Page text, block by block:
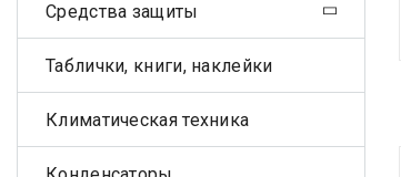
Средства защиты
Таблички, книги, наклейки
Климатическая техника